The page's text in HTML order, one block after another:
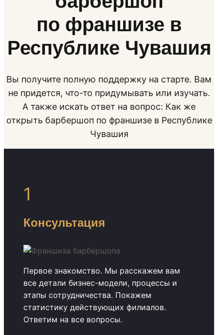
по франшизе в
Республике Чувашия
Вы получите полную поддержку на старте. Вам
не придется, что-то придумывать или изучать.
А также искать ответ на вопрос: Как же
открыть барбершоп по франшизе в Республике
Чувашия
1
Консультация
Первое знакомство. Мы расскажем вам
все детали бизнес-модели, процессы и
этапы сотрудничества. Покажем
статистику действующих филиалов.
Ответим на все вопросы.